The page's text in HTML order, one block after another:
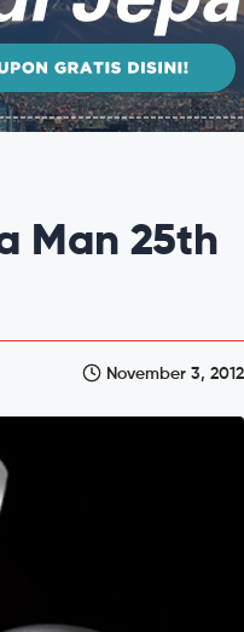
Man 25th
November 3, 2012